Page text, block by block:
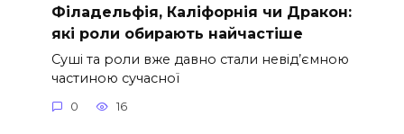
Філадельфія, Каліфорнія чи Дракон:
які роли обирають найчастіше
Суші та роли вже давно стали невід’ємною
частиною сучасної
0 16